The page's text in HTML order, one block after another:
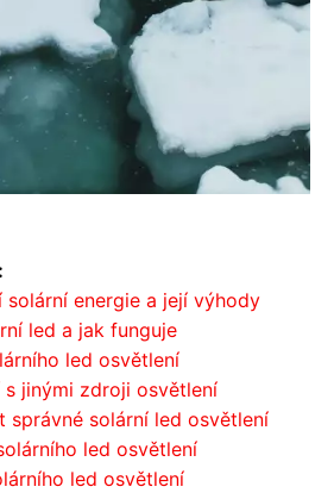
solární energie a její výhody
led a jak funguje
led osvětlení
s jinými zdroji osvětlení
správné solární led osvětlení
led osvětlení
led osvětlení